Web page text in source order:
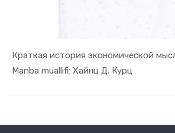
Краткая история экономической
Manba muallifi: Хайнц Д. Курц
In Iqtisod...